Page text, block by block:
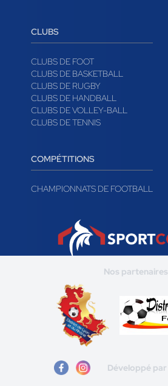
CLUBS
CLUBS DE FOOT
CLUBS DE BASKETBALL
CLUBS DE RUGBY
CLUBS DE HANDBALL
CLUBS DE VOLLEY-BALL
CLUBS DE TENNIS
COMPÉTITIONS
CHAMPIONNATS DE FOOTBALL
Nos partenaires
Développé par